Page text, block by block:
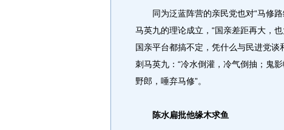
同为泛蓝阵营的亲民党也对“马修路
马英九的理论成立，“国亲差距再大，
国亲平台都搞不定，凭什么与民进党谈
刺马英九：“冷水倒灌，冷气倒抽；鬼
野郎，唾弃马修”。
陈水扁批他缘木求鱼